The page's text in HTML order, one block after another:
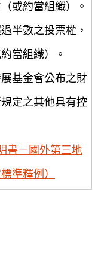
或約當組織）。
半數之投票權，
當組織）。
基金會公布之財
定之其他具有控
書－國外第三地
準釋例）